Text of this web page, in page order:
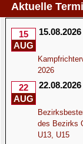
Aktuelle
15
AUG
15.08.2026
2026
22
AUG
22.08.2026
des Bezirks
U13, U15